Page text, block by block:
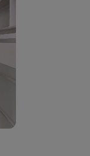
機能付き。
）とのセットアッ